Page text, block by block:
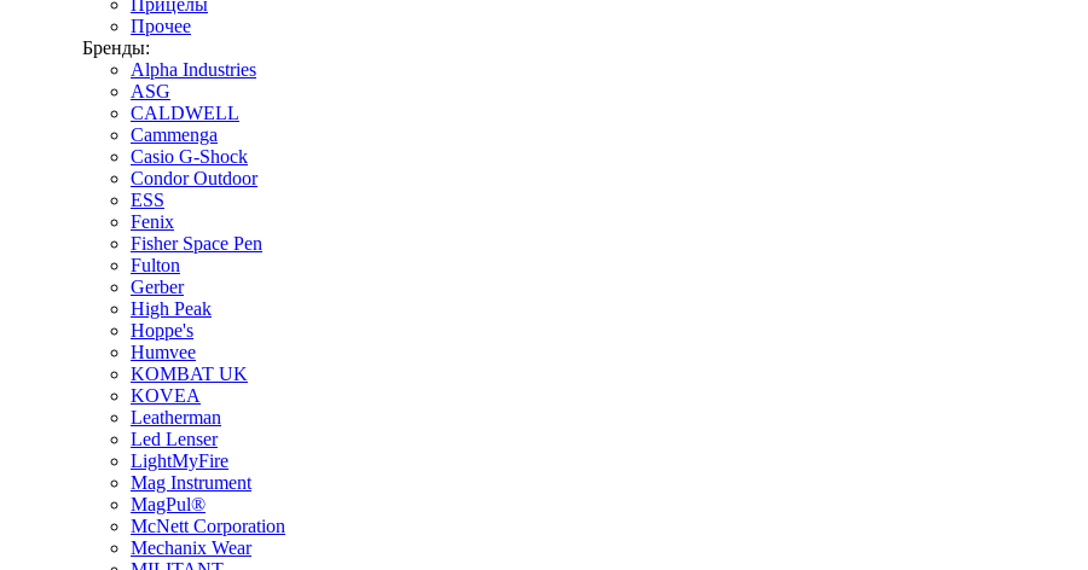
Прицелы
Прочее
Бренды:
Alpha Industries
ASG
CALDWELL
Cammenga
Casio G-Shock
Condor Outdoor
ESS
Fenix
Fisher Space Pen
Fulton
Gerber
High Peak
Hoppe's
Humvee
KOMBAT UK
KOVEA
Leatherman
Led Lenser
LightMyFire
Mag Instrument
MagPul®
McNett Corporation
Mechanix Wear